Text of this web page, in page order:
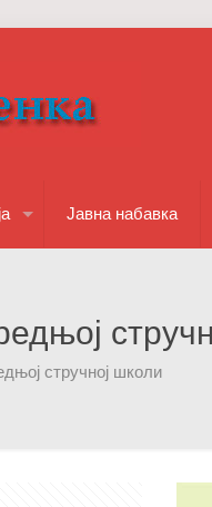
Јавна набавка
стручној школи